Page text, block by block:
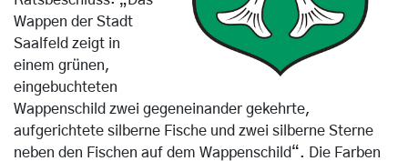
Wappen der Stadt
Saalfeld zeigt in
einem grünen,
eingebuchteten
Wappenschild zwei gegeneinander gekehrte,
aufgerichtete silberne Fische und zwei silberne Sterne
neben den Fischen auf dem Wappenschild“. Die Farben